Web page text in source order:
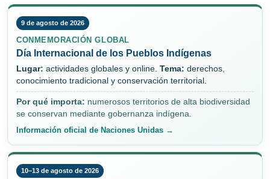
9 de agosto de 2026
CONMEMORACIÓN GLOBAL
Día Internacional de los Pueblos Indígenas
Lugar: actividades globales y online. Tema: derechos,
conocimiento tradicional y conservación territorial.
Por qué importa: numerosos territorios de alta biodiversidad
se conservan mediante gobernanza indígena.
Información oficial de Naciones Unidas →
10–13 de agosto de 2026